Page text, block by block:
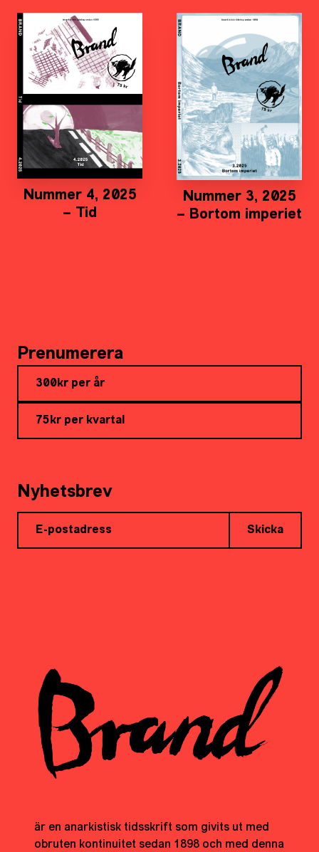
Nummer 4, 2025
– Tid
Nummer 3, 2025
– Bortom imperiet
Prenumerera
300kr per år
75kr per kvartal
Nyhetsbrev
Skicka
är en anarkistisk tidsskrift som givits ut med
obruten kontinuitet sedan 1898 och med denna